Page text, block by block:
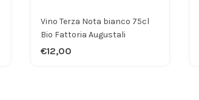
Vino Terza Nota bianco 75cl
Bio Fattoria Augustali
€12,00